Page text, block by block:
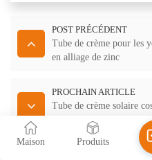
POST PRÉCÉDENT
Tube de crème pour les
en alliage de zinc
PROCHAIN ARTICLE
Tube de crème solaire
sérigraphie à chaud de
Maison Produits